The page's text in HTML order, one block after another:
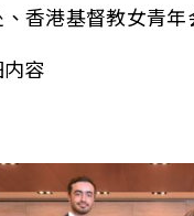
香港基督教女青
同推动之「赛马会鼓
），荣获香港社
以实证研究为基础之生
累计服务逾10万
内容